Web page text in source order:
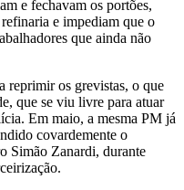
e fechavam os portões,
e impediam que o
que ainda não
reprimir os grevistas, o que
que se viu livre para atuar
Em maio, a mesma PM já
covardemente o
Simão Zanardi, durante